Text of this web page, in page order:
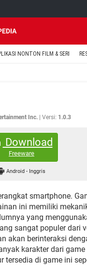
NONTON FILM & SERI
Inc. Versi: 1.0.3
Download
Freeware
Android - Inggris
smartphone.
ini memiliki
yang
sangat populer dari
akan berinteraksi
karakter dari game
tersedia di game ini